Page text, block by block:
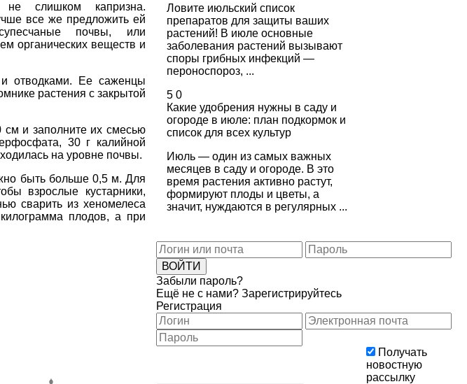
не слишком капризна.
все же предложить ей
почвы, или
органических веществ и
и отводками. Ее саженцы
растения с закрытой
и заполните их смесью
30 г калийной
на уровне почвы.
быть больше 0,5 м. Для
взрослые кустарники,
сварить из хеномелеса
плодов, а при
Ловите июльский список
препаратов для защиты ваших
растений! В июле основные
заболевания растений вызывают
споры грибных инфекций —
пероноспороз, ...
5 0
Какие удобрения нужны в саду и
огороде в июле: план подкормок и
список для всех культур
Июль — один из самых важных
месяцев в саду и огороде. В это
время растения активно растут,
формируют плоды и цветы, а
значит, нуждаются в регулярных ...
Забыли пароль?
Ещё не с нами? Зарегистрируйтесь
Регистрация
Получать
новостную
рассылку